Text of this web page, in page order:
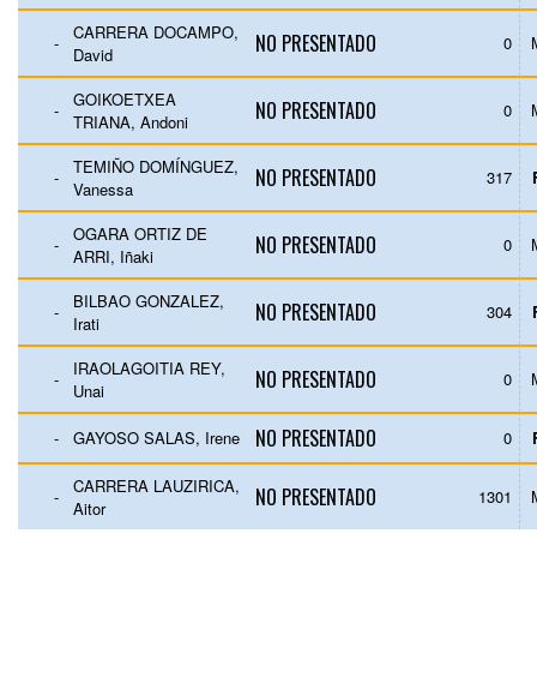
-
CARRERA DOCAMPO,
David
NO PRESENTADO 0
-
GOIKOETXEA
TRIANA, Andoni
NO PRESENTADO 0
-
TEMIÑO DOMÍNGUEZ,
Vanessa
NO PRESENTADO 317
-
OGARA ORTIZ DE
ARRI, Iñaki
NO PRESENTADO 0
-
BILBAO GONZALEZ,
Irati
NO PRESENTADO 304
-
IRAOLAGOITIA REY,
Unai
NO PRESENTADO 0
- GAYOSO SALAS, Irene NO PRESENTADO 0
-
CARRERA LAUZIRICA,
Aitor
NO PRESENTADO 1301